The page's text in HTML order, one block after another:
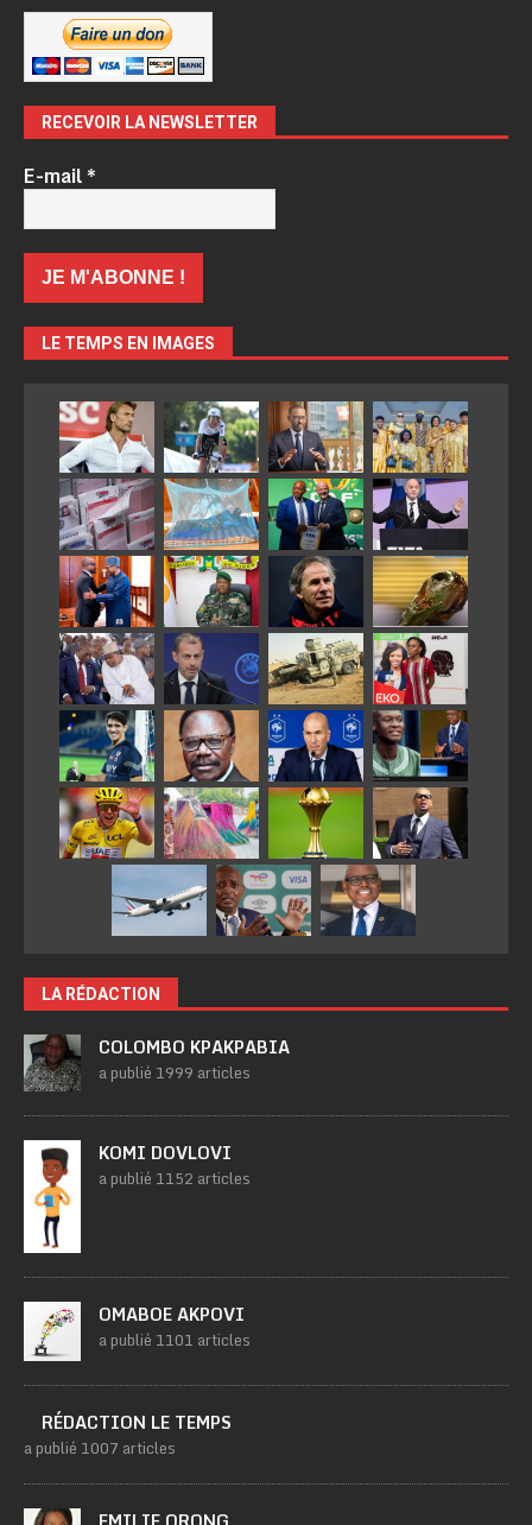
RECEVOIR LA NEWSLETTER
E-mail*
LE TEMPS EN IMAGES
LA RÉDACTION
COLOMBO KPAKPABIA
a publié 1999 articles
KOMI DOVLOVI
a publié 1152 articles
OMABOE AKPOVI
a publié 1101 articles
RÉDACTION LE TEMPS
a publié 1007 articles